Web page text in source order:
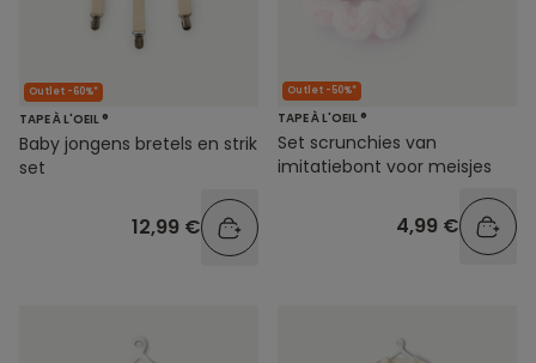
Outlet -60%*
TAPE À L'OEIL ®
Baby jongens bretels en strik
set
12,99 €
Outlet -50%*
TAPE À L'OEIL ®
Set scrunchies van
imitatiebont voor meisjes
4,99 €